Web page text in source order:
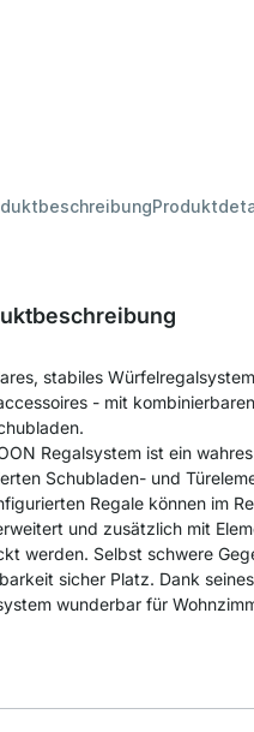
stabiles
- mit
Regalsystem ist ein
Schubladen- und
Regale können im
und zusätzlich mit
werden. Selbst schwere
sicher Platz. Dank
wunderbar für